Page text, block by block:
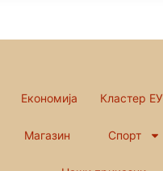
Економија Кластер ЕУ
Магазин Спорт